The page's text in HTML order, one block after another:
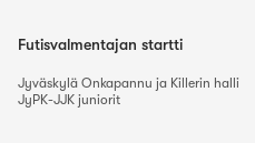
Futisvalmentajan startti
Jyväskylä Onkapannu ja Killerin halli
JyPK-JJK juniorit